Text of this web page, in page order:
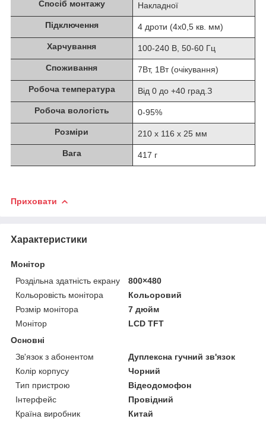
Спосіб монтажу Накладної
Підключення 4 дроти (4х0,5 кв. мм)
Харчування 100-240 В, 50-60 Гц
Споживання 7Вт, 1Вт (очікування)
Робоча температура Від 0 до +40 град.З
Робоча вологість 0-95%
Розміри 210 х 116 х 25 мм
Вага 417 г
Приховати
Характеристики
Монітор
Роздільна здатність екрану
800×480
Кольоровість монітора
Кольоровий
Розмір монітора
7 дюйм
Монітор
LCD TFT
Основні
Зв'язок з абонентом
Дуплексна гучний зв'язок
Колір корпусу
Чорний
Тип пристрою
Відеодомофон
Інтерфейс
Провідний
Країна виробник
Китай